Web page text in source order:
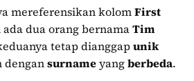
mereferensikan kolomFirst
dua orang bernamaTim
tetap dianggapunik
dengansurnameyangberbeda.